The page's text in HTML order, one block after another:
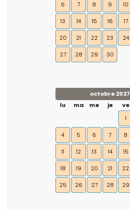
6 7 8 9 10
13 14 15 16 17
20 21 22 23 24
27 28 29 30
octobre 2027
lu
ma me je ve
1
4 5 6 7 8
11 12 13 14 15
18 19 20 21 22
25 26 27 28 29